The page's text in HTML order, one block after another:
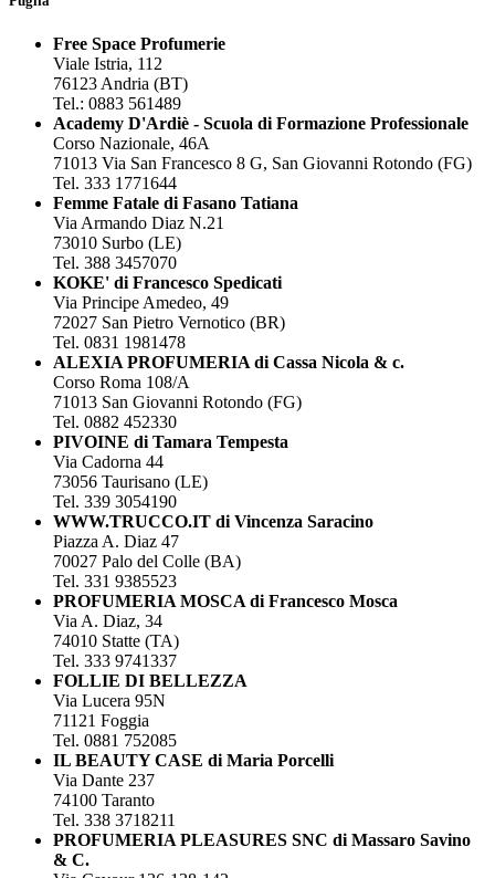
Free Space Profumerie
Viale Istria, 112
76123 Andria (BT)
Tel.: 0883 561489
Academy D'Ardiè - Scuola di Formazione Professionale
Corso Nazionale, 46A
71013 Via San Francesco 8 G, San Giovanni Rotondo (FG)
Tel. 333 1771644
Femme Fatale di Fasano Tatiana
Via Armando Diaz N.21
73010 Surbo (LE)
Tel. 388 3457070
KOKE' di Francesco Spedicati
Via Principe Amedeo, 49
72027 San Pietro Vernotico (BR)
Tel. 0831 1981478
ALEXIA PROFUMERIA di Cassa Nicola & c.
Corso Roma 108/A
71013 San Giovanni Rotondo (FG)
Tel. 0882 452330
PIVOINE di Tamara Tempesta
Via Cadorna 44
73056 Taurisano (LE)
Tel. 339 3054190
WWW.TRUCCO.IT di Vincenza Saracino
Piazza A. Diaz 47
70027 Palo del Colle (BA)
Tel. 331 9385523
PROFUMERIA MOSCA di Francesco Mosca
Via A. Diaz, 34
74010 Statte (TA)
Tel. 333 9741337
FOLLIE DI BELLEZZA
Via Lucera 95N
71121 Foggia
Tel. 0881 752085
IL BEAUTY CASE di Maria Porcelli
Via Dante 237
74100 Taranto
Tel. 338 3718211
PROFUMERIA PLEASURES SNC di Massaro Savino
& C.